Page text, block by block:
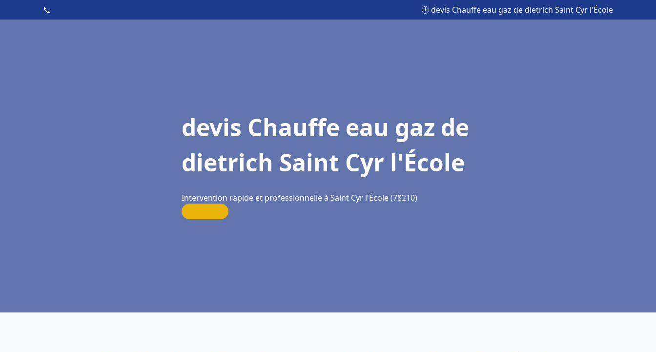
📞 🕒 devis Chauffe eau gaz de dietrich Saint Cyr l'École
devis Chauffe eau gaz de
dietrich Saint Cyr l'École
Intervention rapide et professionnelle à Saint Cyr l'École (78210)